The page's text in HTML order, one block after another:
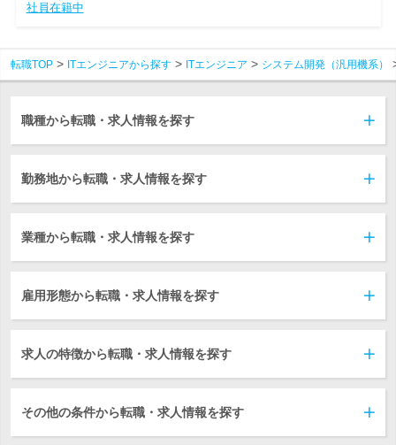
社員在籍中
転職TOP ITエンジニアから探す ITエンジニア システム開発（汎用機系）
職種から転職・求人情報を探す
勤務地から転職・求人情報を探す
業種から転職・求人情報を探す
雇用形態から転職・求人情報を探す
求人の特徴から転職・求人情報を探す
その他の条件から転職・求人情報を探す